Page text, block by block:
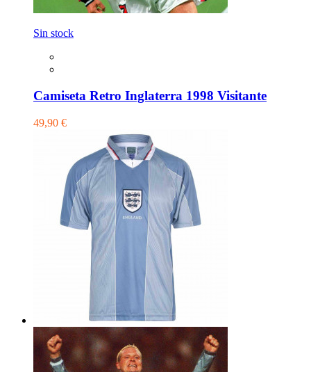
Sin stock
Camiseta Retro Inglaterra 1998 Visitante
49,90 €